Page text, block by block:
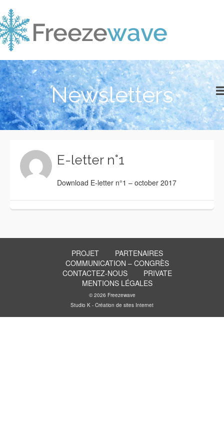
Newsletters
E-letter n°1
Download E-letter n°1 – october 2017
PROJET
PARTENAIRES
COMMUNICATION – CONGRÈS
CONTACTEZ-NOUS
PRIVATE
MENTIONS LÉGALES
© 2026 Freezewave
Studio K - Création de sites Internet